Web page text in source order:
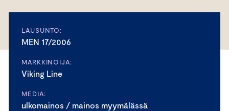
LAUSUNTO:
MEN 17/2006
MARKKINOIJA:
Viking Line
MEDIA:
ulkomainos / mainos myymälässä